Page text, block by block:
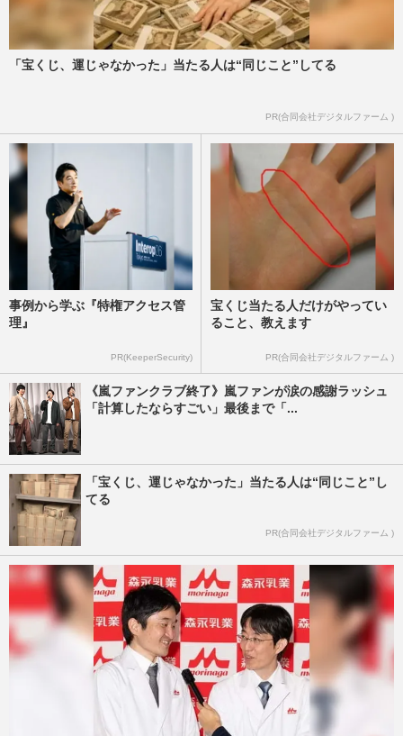
「宝くじ、運じゃなかった」当たる人は“同じこと”してる
PR(合同会社デジタルファーム )
事例から学ぶ『特権アクセス管
理』
PR(KeeperSecurity)
宝くじ当たる人だけがやってい
ること、教えます
PR(合同会社デジタルファーム )
《嵐ファンクラブ終了》嵐ファンが涙の感謝ラッシュ
「計算したならすごい」最後まで「...
「宝くじ、運じゃなかった」当たる人は“同じこと”し
てる
PR(合同会社デジタルファーム )